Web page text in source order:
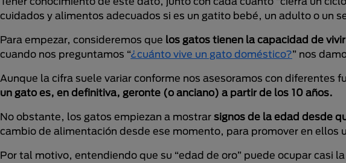
cuidados y alimentos adecuados si es un gatito bebé, un adulto o un
Para empezar, consideremos que los gatos tienen la capacidad de
cuando nos preguntamos “¿cuánto vive un gato doméstico?” nos
Aunque la cifra suele variar conforme nos asesoramos con diferentes
un gato es, en definitiva, geronte (o anciano) a partir de los 10 años.
No obstante, los gatos empiezan a mostrar signos de la edad desde
cambio de alimentación desde ese momento, para promover en ellos
Por tal motivo, entendiendo que su “edad de oro” puede ocupar casi